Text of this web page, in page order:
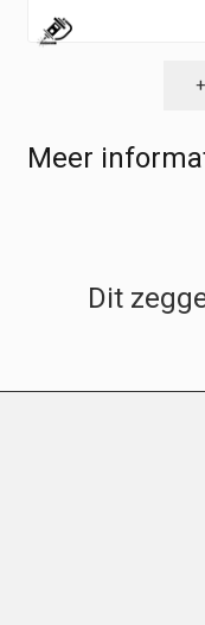
1
Meer
Dit